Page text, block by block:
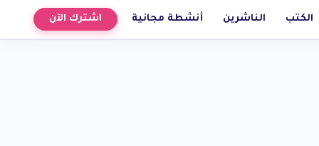
الكتب الناشرين أنشطة مجانية اشترك الآن